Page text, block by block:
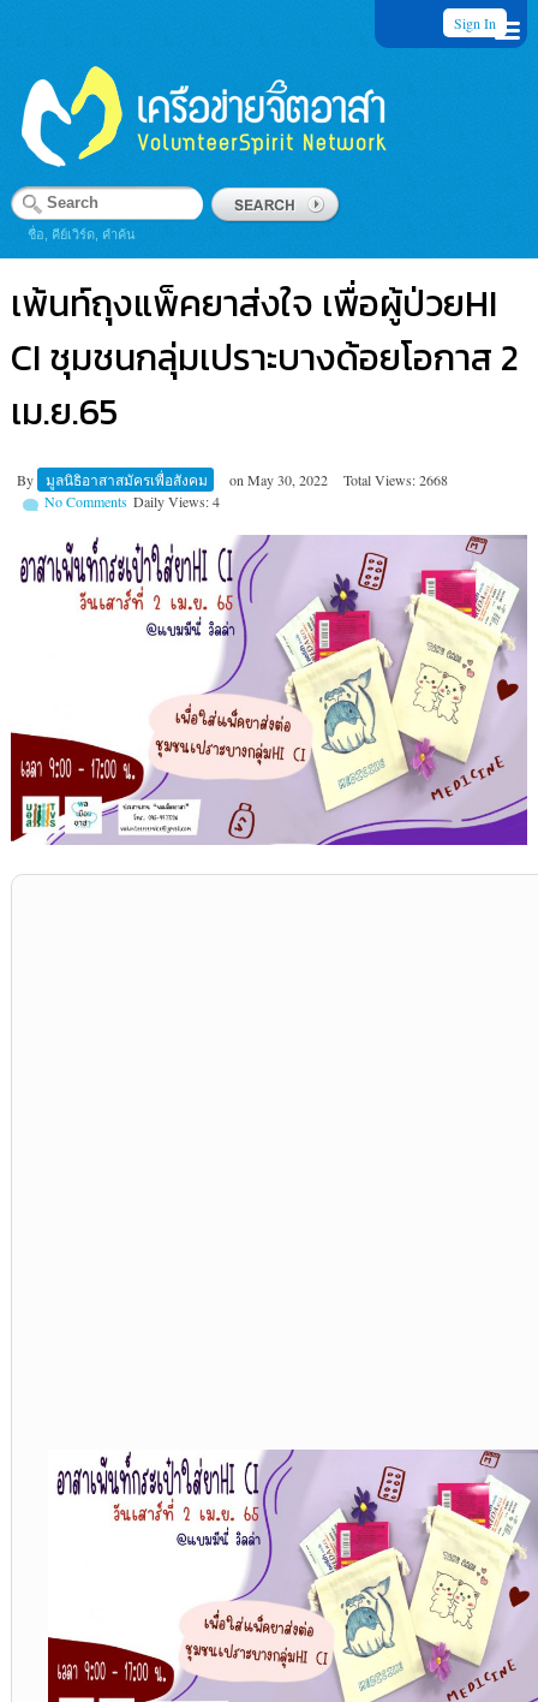
Sign In
ชื่อ, คีย์เวิร์ด, คำค้น
เพ้นท์ถุงแพ็คยาส่งใจ เพื่อผู้ป่วยHI
CI ชุมชนกลุ่มเปราะบางด้อยโอกาส 2
เม.ย.65
By มูลนิธิอาสาสมัครเพื่อสังคม on May 30, 2022
Total Views: 2668
Daily Views: 4
No Comments